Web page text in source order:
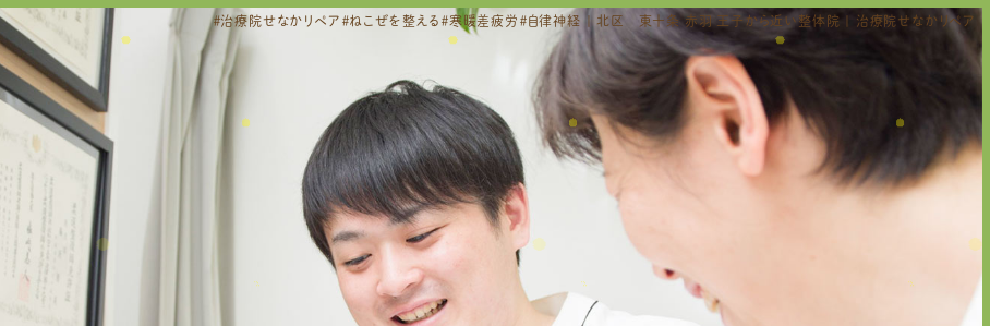
＃治療院せなかリペア＃ねこぜを整える＃寒暖差疲労＃自律神経 | 北区 東十条 赤羽 王子から近い整体院 | 治療院せなかリペア